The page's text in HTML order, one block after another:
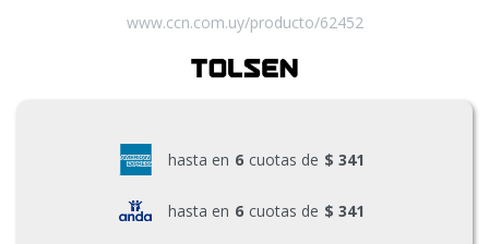
www.ccn.com.uy/producto/62452
hasta en 6 cuotas de $ 341
hasta en 6 cuotas de $ 341
Herramientas Manuales
Generadores